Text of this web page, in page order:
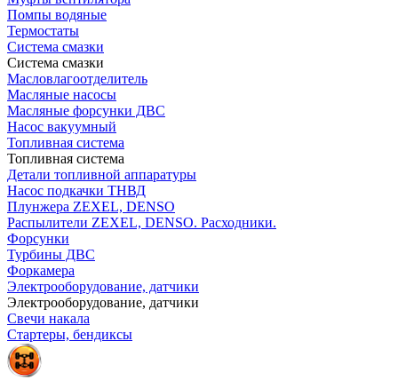
Помпы водяные
Термостаты
Система смазки
Система смазки
Масловлагоотделитель
Масляные насосы
Масляные форсунки ДВС
Насос вакуумный
Топливная система
Топливная система
Детали топливной аппаратуры
Насос подкачки ТНВД
Плунжера ZEXEL, DENSO
Распылители ZEXEL, DENSO. Расходники.
Форсунки
Турбины ДВС
Форкамера
Электрооборудование, датчики
Электрооборудование, датчики
Свечи накала
Стартеры, бендиксы